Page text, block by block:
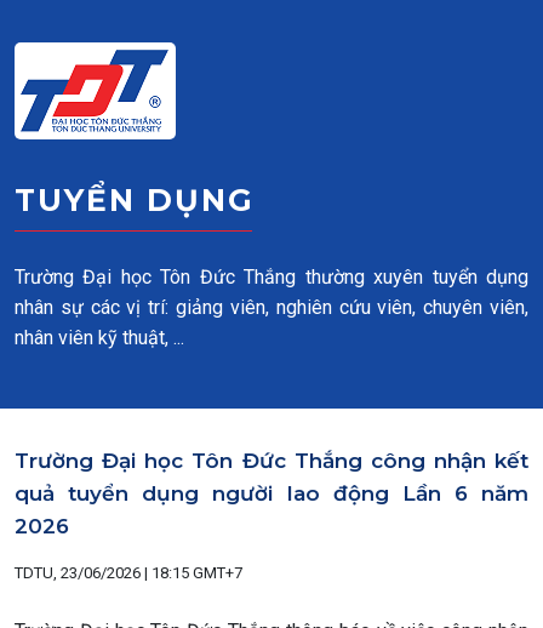
TUYỂN DỤNG
Trường Đại học Tôn Đức Thắng thường xuyên tuyển dụng
nhân sự các vị trí: giảng viên, nghiên cứu viên, chuyên viên,
nhân viên kỹ thuật, ...
Trường Đại học Tôn Đức Thắng công nhận kết
quả tuyển dụng người lao động Lần 6 năm
2026
TDTU, 23/06/2026 | 18:15 GMT+7